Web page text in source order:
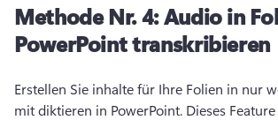
Methode Nr. 4:Audio in
PowerPoint transkribieren
Erstellen Sie inhalte für Ihre Folien in nur
mit diktieren in PowerPoint. Dieses